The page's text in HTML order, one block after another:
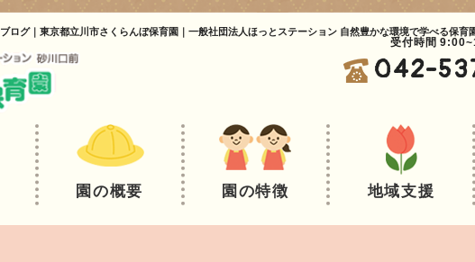
ブログ｜東京都立川市さくらんぼ保育園｜一般社団法人ほっとステーション 自然豊かな環境で学べる保育
受付時間
042-
園の概要 園の特徴 地域支援